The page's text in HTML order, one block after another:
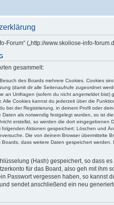
Forum“ („http://www.skoliose-info-
gesammelt:
des Boards mehrere Cookies. Cookies
(damit dir alle Seitenaufrufe zugeordnet
an Umfragen (sofern du nicht angemeldet
Cookies kannst du jederzeit über die
bei der Registrierung, in deinem Profil oder
als notwendig festgelegt wurden, so ist
erstellst, so werden die dort
Aktionen gespeichert: Löschen und
Die von deinem Browser übermittelte
dass weitere Daten gespeichert
(Hash) gespeichert, so dass
für das Board, also geh mit
Passwort vergessen haben, so kannst
sendet anschließend ein neu